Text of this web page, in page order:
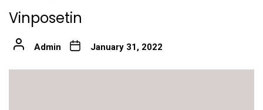
Vinposetin
Admin January 31, 2022